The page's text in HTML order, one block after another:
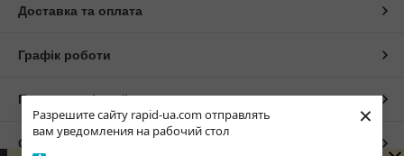
Разрешите сайту rapid-ua.com отправлять
вам уведомления на рабочий стол
×
Доставка та оплата
Графік роботи
Повна версія сайту
Сайт створено на маркетплейсі